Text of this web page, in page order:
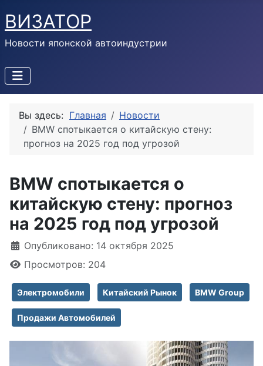
ВИЗАТОР
Новости японской автоиндустрии
Вы здесь: Главная
Новости
BMW спотыкается о китайскую стену:
прогноз на 2025 год под угрозой
BMW спотыкается о
китайскую стену: прогноз
на 2025 год под угрозой
Информация о материале
Опубликовано: 14 октября 2025
Просмотров: 204
Электромобили Китайский Рынок BMW Group
Продажи Автомобилей